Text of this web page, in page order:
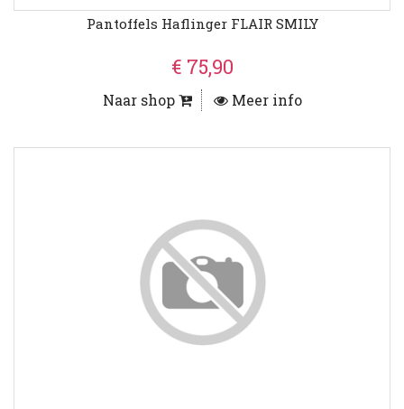
Pantoffels Haflinger FLAIR SMILY
€ 75,90
Naar shop Meer info